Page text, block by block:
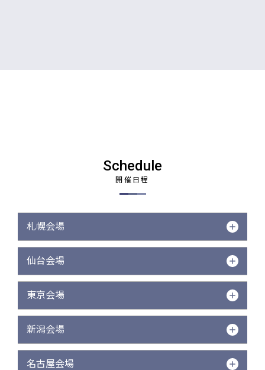
Schedule
開催日程
札幌会場
仙台会場
東京会場
新潟会場
名古屋会場